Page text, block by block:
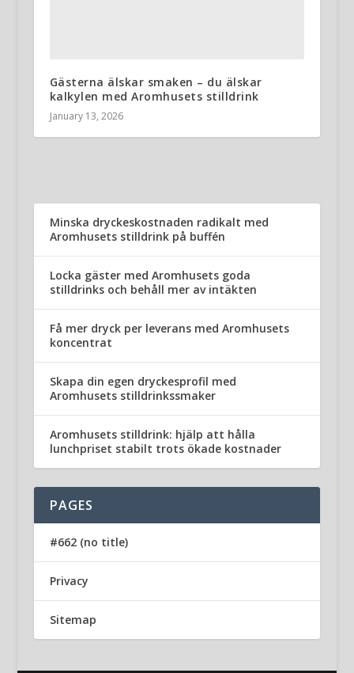
Gästerna älskar smaken – du älskar
kalkylen med Aromhusets stilldrink
January 13, 2026
Minska dryckeskostnaden radikalt med
Aromhusets stilldrink på buffén
Locka gäster med Aromhusets goda
stilldrinks och behåll mer av intäkten
Få mer dryck per leverans med Aromhusets
koncentrat
Skapa din egen dryckesprofil med
Aromhusets stilldrinkssmaker
Aromhusets stilldrink: hjälp att hålla
lunchpriset stabilt trots ökade kostnader
PAGES
#662 (no title)
Privacy
Sitemap